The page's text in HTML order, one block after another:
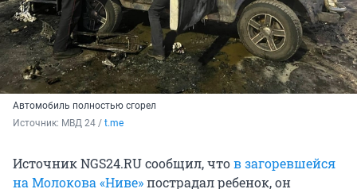
Автомобиль полностью сгорел
Источник: МВД 24 / t.me
Источник NGS24.RU сообщил, чтов загоревшейся
на Молокова «Ниве»пострадал ребенок, он